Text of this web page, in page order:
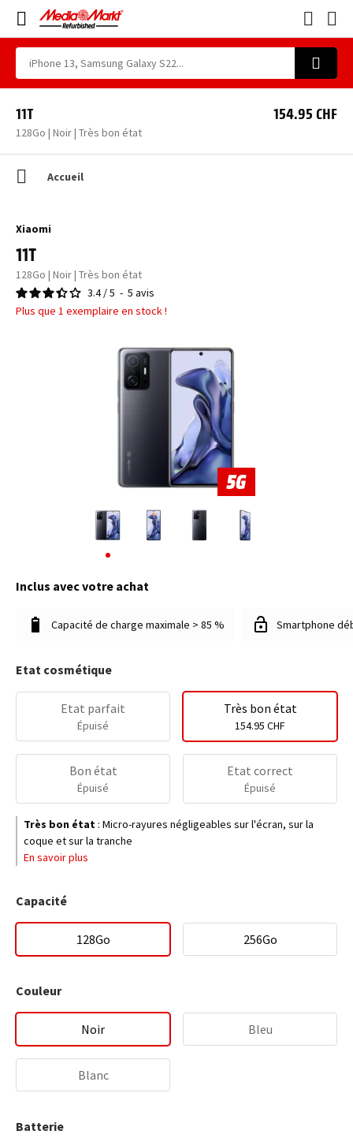
11T
128Go | Noir | Très bon état
154.95 CHF
Accueil
Xiaomi
11T
128Go | Noir | Très bon état
3.4 /5 - 5 avis
Plus que 1 exemplaire en stock !
Inclus avec votre achat
Capacité de charge maximale > 85 % Smartphone
Etat cosmétique
Etat parfait
Épuisé
Très bon état
154.95 CHF
Bon état
Épuisé
Etat correct
Épuisé
Très bon état : Micro-rayures négligeables sur l'écran, sur la
coque et sur la tranche
En savoir plus
Capacité
128Go 256Go
Couleur
Noir Bleu
Blanc
Batterie